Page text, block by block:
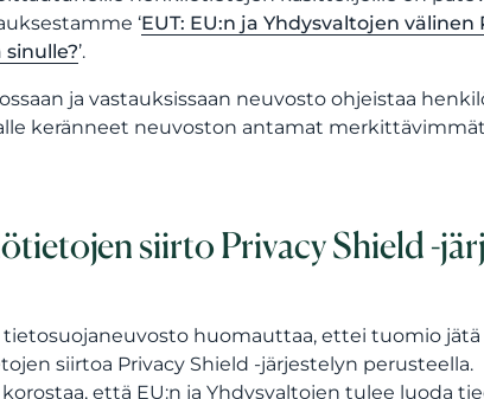
‘EUT: EU:n ja Yhdysvaltojen
’.
ja vastauksissaan neuvosto ohjeistaa
keränneet neuvoston antamat
siirto Privacy Shield -
huomauttaa, ettei tuomio jätä
siirtoa Privacy Shield -järjestelyn perusteella.
että EU:n ja Yhdysvaltojen tulee luoda